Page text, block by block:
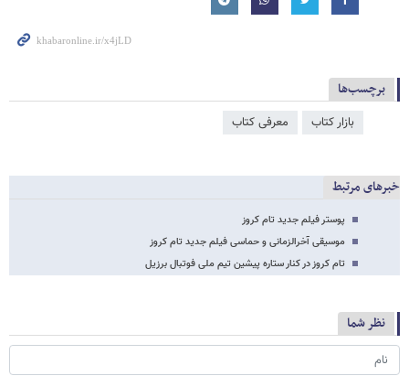
برچسب‌ها
بازار کتاب معرفی کتاب
خبرهای مرتبط
پوستر فیلم جدید تام کروز
موسیقی آخرالزمانی و حماسی فیلم جدید تام کروز
تام کروز در کنار ستاره پیشین تیم ملی فوتبال برزیل
نظر شما